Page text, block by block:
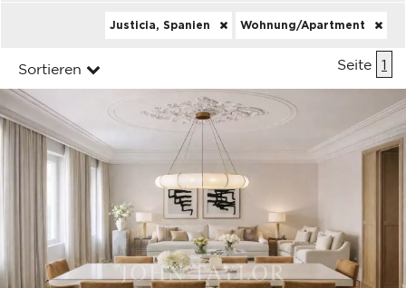
Justicia, Spanien Wohnung/Apartment
Sortieren Seite 1